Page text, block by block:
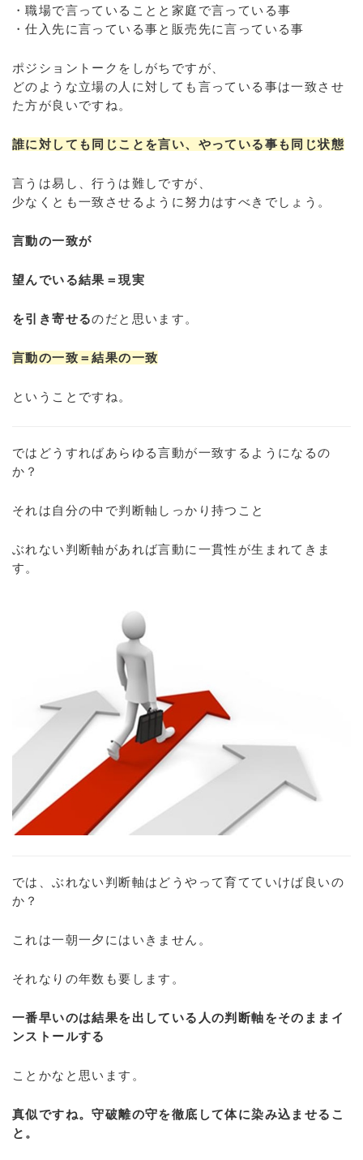
・職場で言っていることと家庭で言っている事
・仕入先に言っている事と販売先に言っている事
ポジショントークをしがちですが、
どのような立場の人に対しても言っている事は一致させ
た方が良いですね。
誰に対しても同じことを言い、やっている事も同じ状態
言うは易し、行うは難しですが、
少なくとも一致させるように努力はすべきでしょう。
言動の一致が
望んでいる結果＝現実
を引き寄せるのだと思います。
言動の一致＝結果の一致
ということですね。
ではどうすればあらゆる言動が一致するようになるの
か？
それは自分の中で判断軸しっかり持つこと
ぶれない判断軸があれば言動に一貫性が生まれてきま
す。
では、ぶれない判断軸はどうやって育てていけば良いの
か？
これは一朝一夕にはいきません。
それなりの年数も要します。
一番早いのは結果を出している人の判断軸をそのままイ
ンストールする
ことかなと思います。
真似ですね。守破離の守を徹底して体に染み込ませるこ
と。